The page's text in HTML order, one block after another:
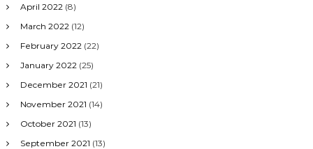
April 2022 (8)
March 2022 (12)
February 2022 (22)
January 2022 (25)
December 2021 (21)
November 2021 (14)
October 2021 (13)
September 2021 (13)